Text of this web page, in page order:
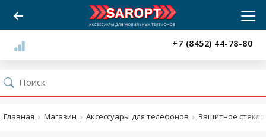
+7 (8452) 44-78-80
Главная Магазин Аксессуары для телефонов Защитное стекло